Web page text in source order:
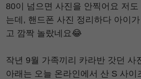
80이 넘으면 사진을 안찍어요 저
는데, 핸드폰 사진 정리하다 아이
고 깜짝 놀랐네요😂
작년 9월 가족끼리 카라반 갓던 사
아래는 오늘 온라인에서 산 S 사이